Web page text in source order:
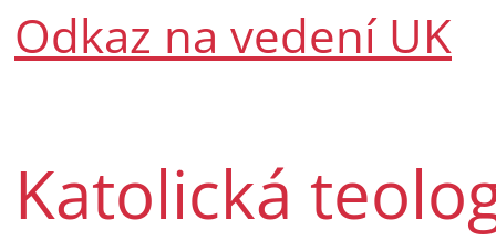
Odkaz na vedení UK
Katolická